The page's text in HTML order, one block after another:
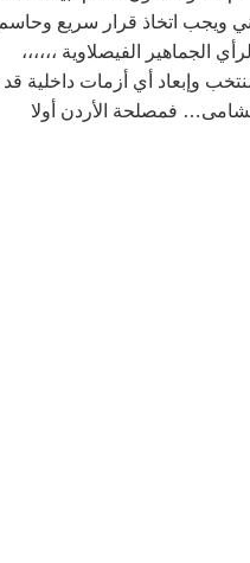
ويجب اتخاذ قرار سريع
الجماهير الفيصلاوية ،،،،،،
وإبعاد أي أزمات
فمصلحة الأردن أولا